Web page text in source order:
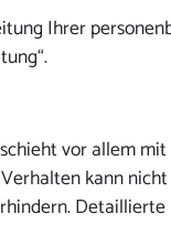
Ihrer
vor allem
kann